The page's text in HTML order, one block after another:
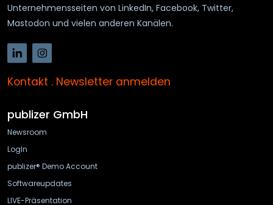
Unternehmensseiten von LinkedIn, Facebook, Twitter,
Mastodon und vielen anderen Kanälen.
Kontakt . Newsletter anmelden
publizer GmbH
Newsroom
LogIn
publizer® Demo Account
Softwareupdates
LIVE-Präsentation